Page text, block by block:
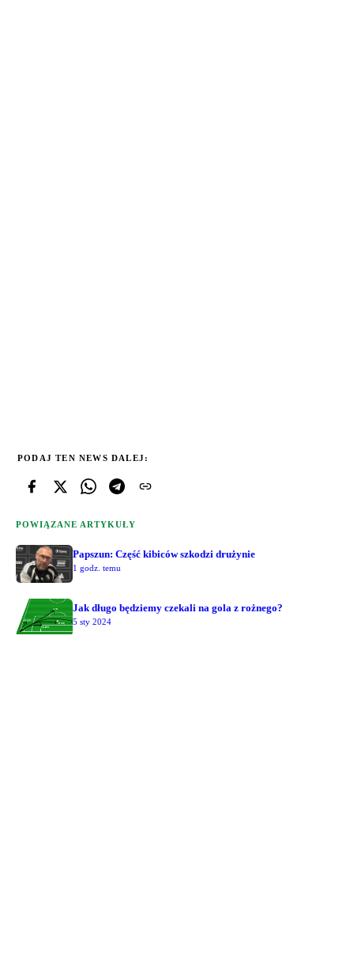
PODAJ TEN NEWS DALEJ:
POWIĄZANE ARTYKUŁY
Papszun: Część kibiców szkodzi drużynie
1 godz. temu
Jak długo będziemy czekali na gola z rożnego?
5 sty 2024